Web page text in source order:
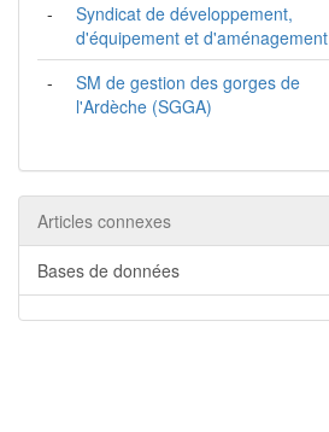
-
Syndicat de développement,
d'équipement et d'aménagement
-
SM de gestion des gorges de
l'Ardèche (SGGA)
Articles connexes
Bases de données